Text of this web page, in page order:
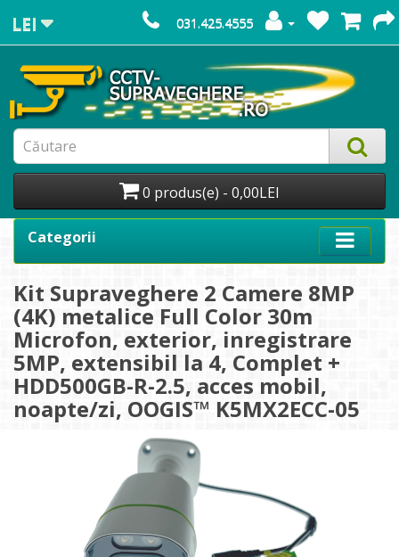
LEI 031.425.4555
0 produs(e) - 0,00LEI
Categorii
Kit Supraveghere 2 Camere 8MP
(4K) metalice Full Color 30m
Microfon, exterior, inregistrare
5MP, extensibil la 4, Complet +
HDD500GB-R-2.5, acces mobil,
noapte/zi, OOGIS™ K5MX2ECC-05